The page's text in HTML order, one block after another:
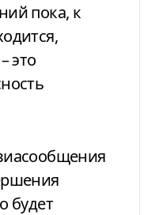
пока, к
это
будет